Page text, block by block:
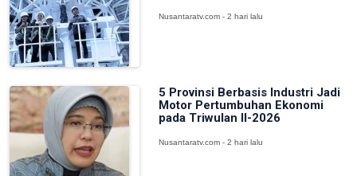
Nusantaratv.com - 2 hari lalu
5 Provinsi Berbasis Industri Jadi
Motor Pertumbuhan Ekonomi
pada Triwulan II-2026
Nusantaratv.com - 2 hari lalu